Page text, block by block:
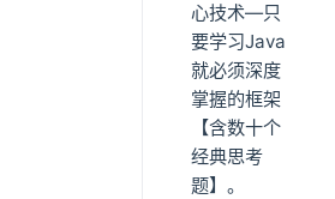
心技术—只
要学习Java
就必须深度
掌握的框架
【含数十个
经典思考
题】。